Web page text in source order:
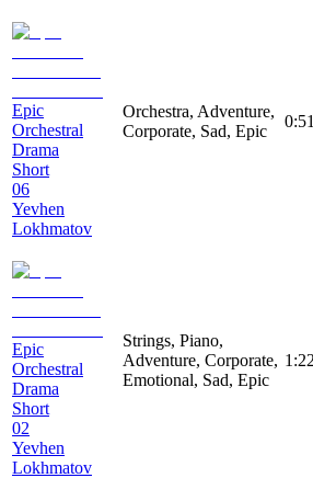
Epic
Orchestral
Drama
Short
06
Yevhen
Lokhmatov
Orchestra, Adventure,
Corporate, Sad, Epic
0:51
Epic
Orchestral
Drama
Short
02
Yevhen
Lokhmatov
Strings, Piano,
Adventure, Corporate,
Emotional, Sad, Epic
1:22